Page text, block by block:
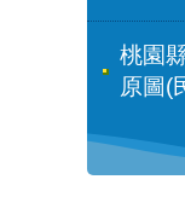
桃園
原圖(